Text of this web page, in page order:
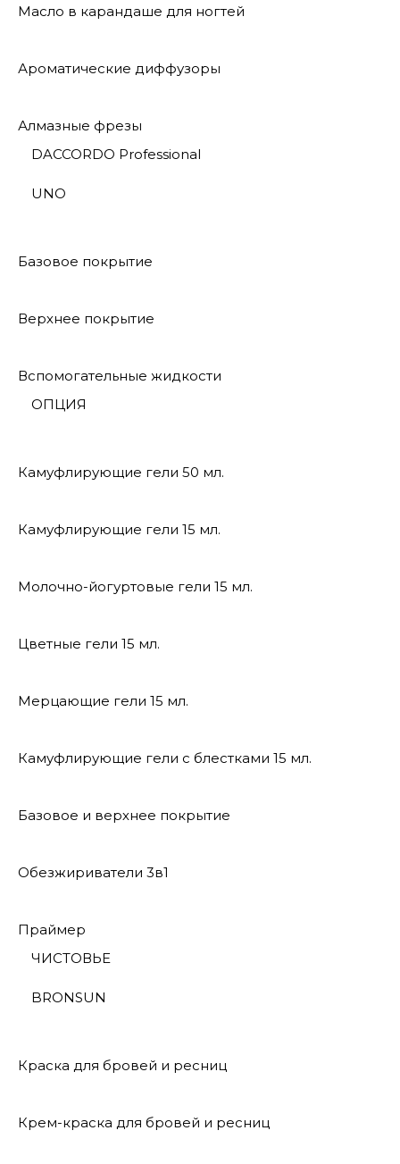
Масло в карандаше для ногтей
Ароматические диффузоры
Алмазные фрезы
DACCORDO Professional
UNO
Базовое покрытие
Верхнее покрытие
Вспомогательные жидкости
ОПЦИЯ
Камуфлирующие гели 50 мл.
Камуфлирующие гели 15 мл.
Молочно-йогуртовые гели 15 мл.
Цветные гели 15 мл.
Мерцающие гели 15 мл.
Камуфлирующие гели с блестками 15 мл.
Базовое и верхнее покрытие
Обезжириватели 3в1
Праймер
ЧИСТОВЬЕ
BRONSUN
Краска для бровей и ресниц
Крем-краска для бровей и ресниц